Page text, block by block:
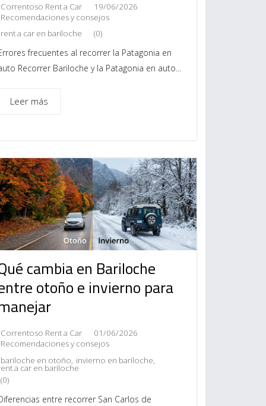
Correntoso Rent a Car
19/06/2026
Recomendaciones y consejos
rent a car en bariloche
(0)
frecuentes al recorrer la Patagonia en
Recorrer Bariloche y la Patagonia en auto...
Leer más
cambia en Bariloche
otoño e invierno para
Correntoso Rent a Car
01/06/2026
Recomendaciones y consejos
bariloche en otoño, invierno en bariloche,
a car en bariloche
(0)
entre recorrer San Carlos de